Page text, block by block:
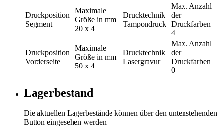
Druckposition
Segment
Maximale
Größe in mm
20 x 4
Drucktechnik
Tampondruck
Max. Anzahl
der
Druckfarben
4
Druckposition
Vorderseite
Maximale
Größe in mm
50 x 4
Drucktechnik
Lasergravur
Max. Anzahl
der
Druckfarben
0
Lagerbestand
Die aktuellen Lagerbestände können über den untenstehenden
Button eingesehen werden